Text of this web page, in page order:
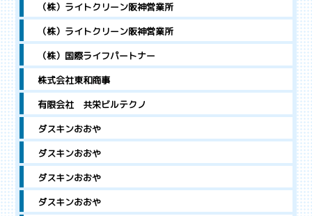
（株）ライトクリーン阪神営業所
（株）ライトクリーン阪神営業所
（株）国際ライフパートナー
株式会社東和商事
有限会社 共栄ビルテクノ
ダスキンおおや
ダスキンおおや
ダスキンおおや
ダスキンおおや